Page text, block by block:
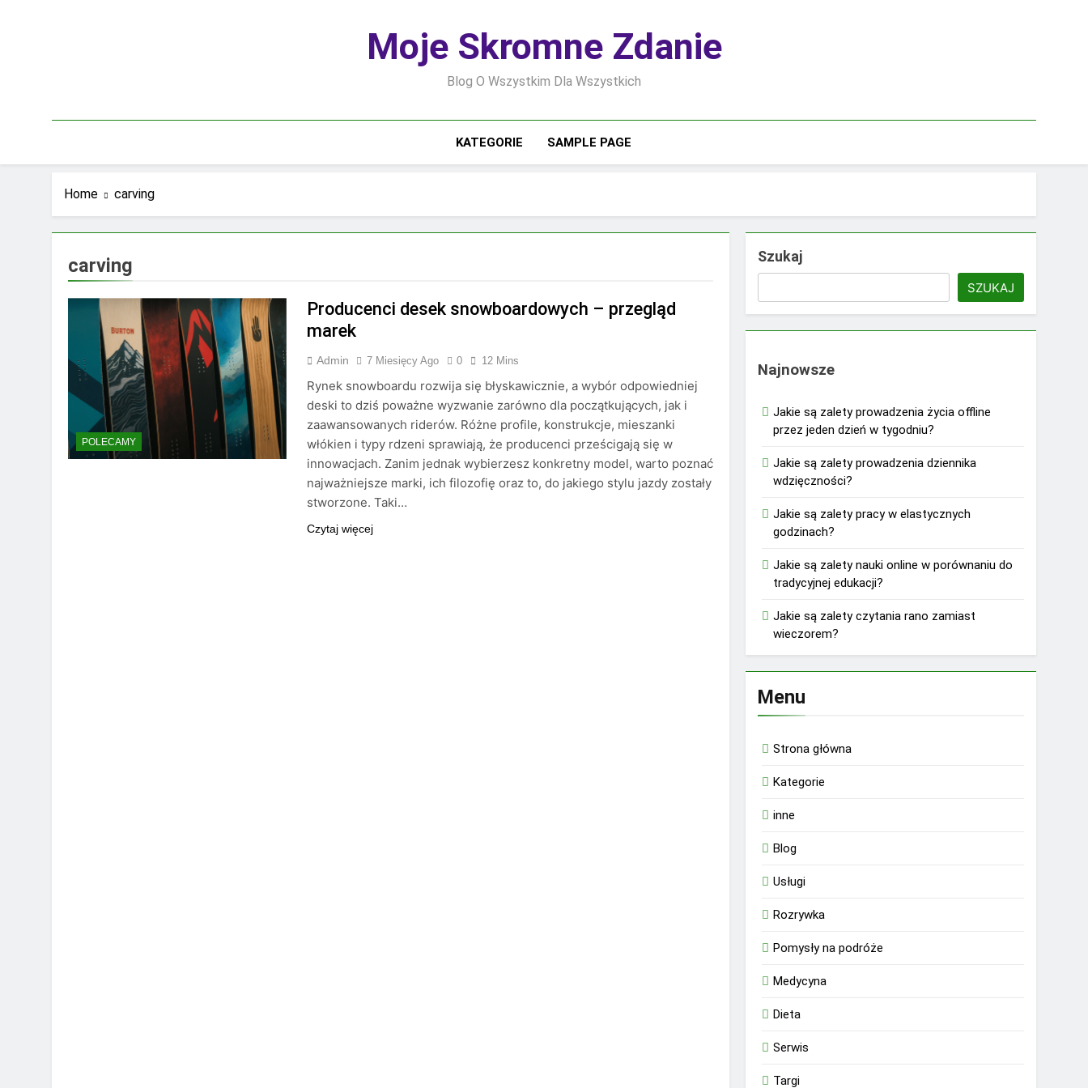
Moje Skromne Zdanie
Blog O Wszystkim Dla Wszystkich
KATEGORIE SAMPLE PAGE
Home carving
carving
POLECAMY
Producenci desek snowboardowych – przegląd
marek
Admin 7 Miesięcy Ago 0 12 Mins
Rynek snowboardu rozwija się błyskawicznie, a wybór odpowiedniej
deski to dziś poważne wyzwanie zarówno dla początkujących, jak i
zaawansowanych riderów. Różne profile, konstrukcje, mieszanki
włókien i typy rdzeni sprawiają, że producenci prześcigają się w
innowacjach. Zanim jednak wybierzesz konkretny model, warto poznać
najważniejsze marki, ich filozofię oraz to, do jakiego stylu jazdy zostały
stworzone. Taki…
Czytaj więcej
Szukaj
SZUKAJ
Najnowsze
Jakie są zalety prowadzenia życia offline
przez jeden dzień w tygodniu?
Jakie są zalety prowadzenia dziennika
wdzięczności?
Jakie są zalety pracy w elastycznych
godzinach?
Jakie są zalety nauki online w porównaniu do
tradycyjnej edukacji?
Jakie są zalety czytania rano zamiast
wieczorem?
Menu
Strona główna
Kategorie
inne
Blog
Usługi
Rozrywka
Pomysły na podróże
Medycyna
Dieta
Serwis
Targi